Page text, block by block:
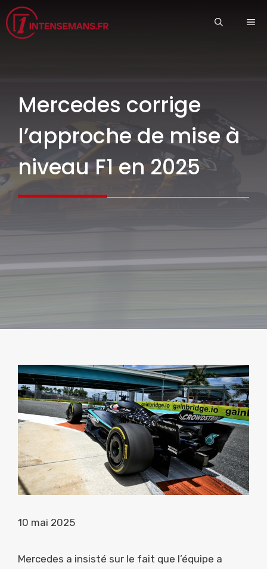
Aller
au
contenu
Mercedes corrige
l’approche de mise à
niveau F1 en 2025
10 mai 2025
Mercedes a insisté sur le fait que l’équipe a